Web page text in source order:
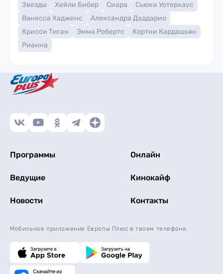
Звезды Хейли Бибер Сиара
Сьюки Уотерхаус
Ванесса Хадженс
Александра Даддарио
Крисси Тиган
Эмма Робертс
Кортни Кардашьян
Рианна
Программы Онлайн
Ведущие Кинокайф
Новости Контакты
Мобильное приложение Европы Плюс в твоем телефоне.